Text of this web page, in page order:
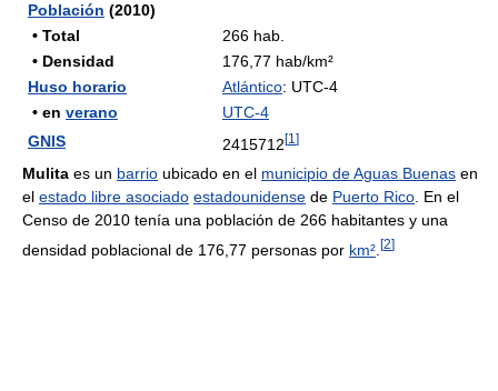
Población (2010)
• Total
266 hab.
• Densidad
176,77 hab/km²
Huso horario
Atlántico: UTC-4
• en verano
UTC-4
GNIS
2415712[1 ]
Mulita es un barrio ubicado en el municipio de Aguas Buenas en
el estado libre asociado estadounidense de Puerto Rico . En el
Censo de 2010 tenía una población de 266 habitantes y una
densidad poblacional de 176,77 personas por km² [2]